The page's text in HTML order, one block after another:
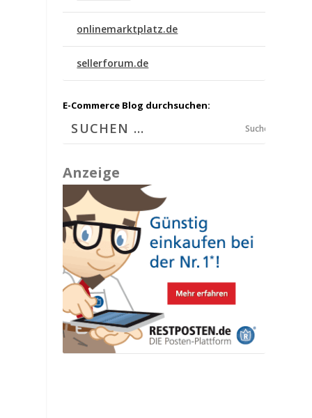
onlinemarktplatz.de
sellerforum.de
E-Commerce Blog durchsuchen:
Suchen
Anzeige